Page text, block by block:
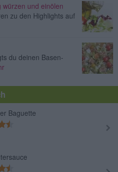
und einölen
zu den Highlights auf
du deinen Basen-
Baguette